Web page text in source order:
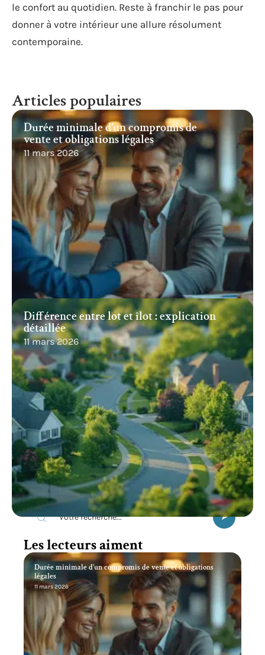
le confort au quotidien. Reste à franchir le pas pour
donner à votre intérieur une allure résolument
contemporaine.
Articles populaires
Durée minimale d’un compromis de
vente et obligations légales
11 mars 2026
Différence entre lot et îlot : explication
détaillée
11 mars 2026
Recherche
Les lecteurs aiment
Durée minimale d’un compromis de vente et obligations
légales
11 mars 2026